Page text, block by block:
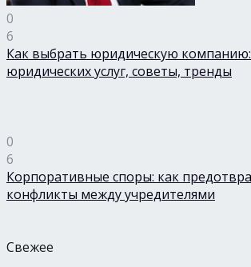
0
6
Как выбрать юридическую
юридических услуг, советы, тренды
0
6
Корпоративные споры: как
конфликты между учредителями
Свежее